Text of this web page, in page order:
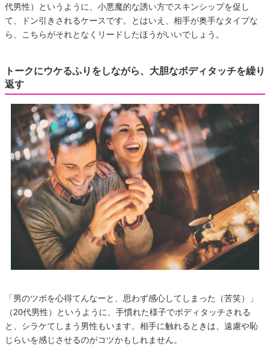
代男性）というように、小悪魔的な誘い方でスキンシップを促し
て、ドン引きされるケースです。とはいえ、相手が奥手なタイプな
ら、こちらがそれとなくリードしたほうがいいでしょう。
トークにウケるふりをしながら、大胆なボディタッチを繰り
返す
「男のツボを心得てんなーと、思わず感心してしまった（苦笑）」
（20代男性）というように、手慣れた様子でボディタッチされる
と、シラケてしまう男性もいます。相手に触れるときは、遠慮や恥
じらいを感じさせるのがコツかもしれません。